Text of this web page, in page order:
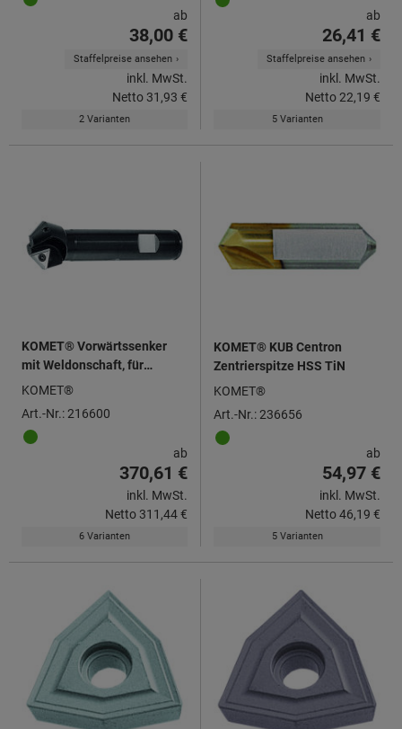
ab
38,00 €
Staffelpreise ansehen
inkl. MwSt.
Netto 31,93 €
2 Varianten
ab
26,41 €
Staffelpreise ansehen
inkl. MwSt.
Netto22,19 €
5 Varianten
KOMET® Vorwärtssenker
mit Weldonschaft, für
Wendeschneidplatten TO..
KOMET®
Art.-Nr.: 216600
ab
370,61 €
inkl. MwSt.
Netto 311,44 €
6 Varianten
KOMET® KUB Centron
Zentrierspitze HSS TiN
KOMET®
Art.-Nr.: 236656
ab
54,97 €
inkl. MwSt.
Netto46,19 €
5 Varianten